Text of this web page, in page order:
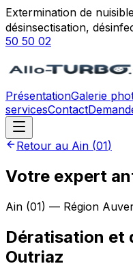
Extermination de
désinsectisation,
50 50 02
PrésentationGalerie
servicesContact
Retour au Ain (01)
Votre expert
Ain (01) — Région
Dératisation et
Outriaz